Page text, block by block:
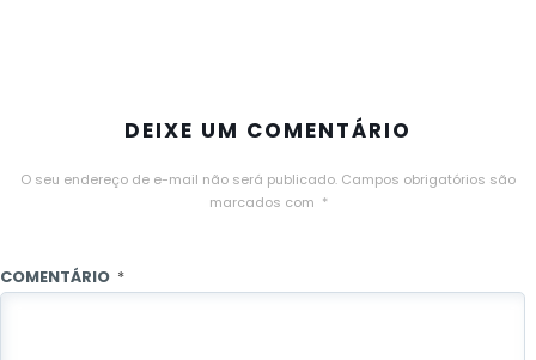
DEIXE UM COMENTÁRIO
O seu endereço de e-mail não será publicado. Campos obrigatórios são
marcados com *
COMENTÁRIO *